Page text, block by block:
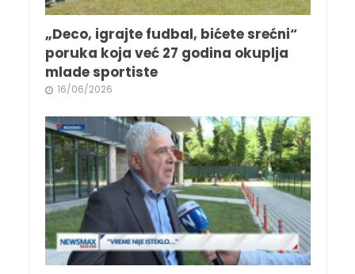
„Deco, igrajte fudbal, bićete srećni“
poruka koja već 27 godina okuplja
mlade sportiste
16/06/2026